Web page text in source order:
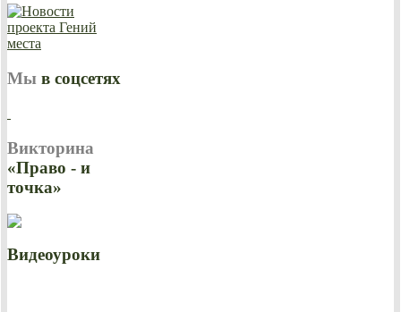
Мы в соцсетях
Викторина
«Право - и
точка»
Видеоуроки